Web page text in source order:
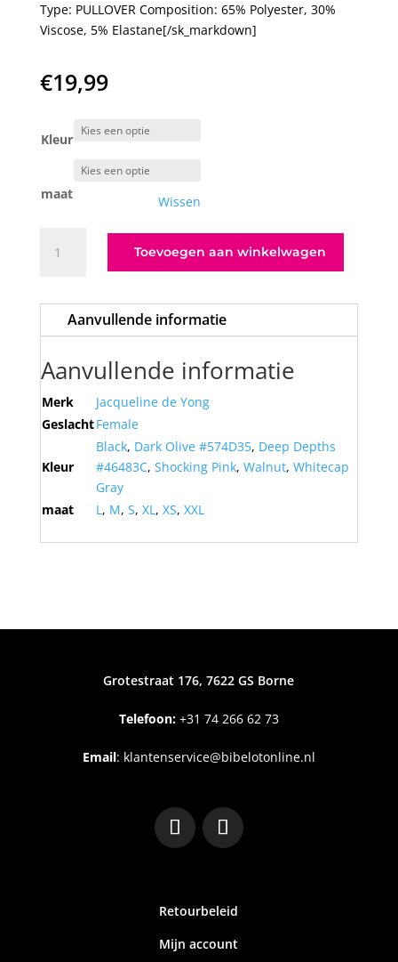
Type: PULLOVER Composition: 65% Polyester, 30%
Viscose, 5% Elastane[/sk_markdown]
€19,99
Kleur
maat Wissen
JDYFRANSISKA
NOOS
aantal
Toevoegen aan winkelwagen
Aanvullende informatie
Aanvullende informatie
Merk
Jacqueline de Yong
GeslachtFemale
Kleur
Black, Dark Olive #574D35, Deep Depths
#46483C, Shocking Pink, Walnut, Whitecap
Gray
maat
L, M, S, XL, XS, XXL
Grotestraat 176, 7622 GS Borne
Telefoon:+31 74 266 62 73
Email: klantenservice@bibelotonline.nl
Retourbeleid
Mijn account